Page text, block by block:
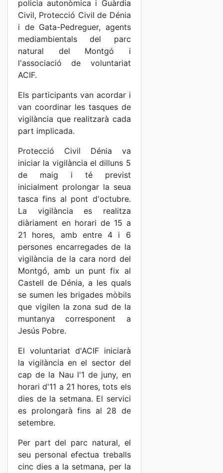
policia autonòmica i Guàrdia
Civil, Protecció Civil de Dénia
i de Gata-Pedreguer, agents
mediambientals del parc
natural del Montgó i
l'associació de voluntariat
ACIF.
Els participants van acordar i
van coordinar les tasques de
vigilància que realitzarà cada
part implicada.
Protecció Civil Dénia va
iniciar la vigilància el dilluns 5
de maig i té previst
inicialment prolongar la seua
tasca fins al pont d'octubre.
La vigilància es realitza
diàriament en horari de 15 a
21 hores, amb entre 4 i 6
persones encarregades de la
vigilància de la cara nord del
Montgó, amb un punt fix al
Castell de Dénia, a les quals
se sumen les brigades mòbils
que vigilen la zona sud de la
muntanya corresponent a
Jesús Pobre.
El voluntariat d'ACIF iniciarà
la vigilància en el sector del
cap de la Nau l'1 de juny, en
horari d'11 a 21 hores, tots els
dies de la setmana. El servici
es prolongarà fins al 28 de
setembre.
Per part del parc natural, el
seu personal efectua treballs
cinc dies a la setmana, per la